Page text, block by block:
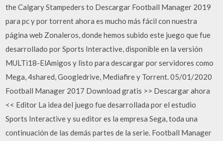
the Calgary Stampeders to Descargar Football Manager 2019
para pc y por torrent ahora es mucho más fácil con nuestra
página web Zonaleros, donde hemos subido este juego que fue
desarrollado por Sports Interactive, disponible en la versión
MULTi18-ElAmigos y listo para descargar por servidores como
Mega, 4shared, Googledrive, Mediafire y Torrent. 05/01/2020
Football Manager 2017 Download gratis >> Descargar ahora
<< Editor La idea del juego fue desarrollada por el estudio
Sports Interactive y su editor es la empresa Sega, toda una
continuación de las demás partes de la serie. Football Manager